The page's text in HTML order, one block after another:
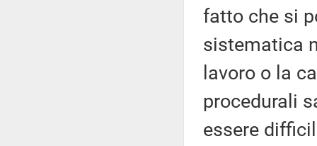
fatto che si
sistematica
lavoro o la
procedurali
essere